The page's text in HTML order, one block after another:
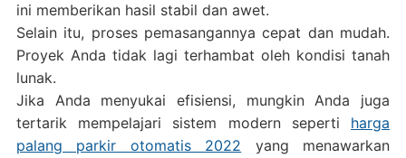
ini memberikan hasil stabil dan awet.
Selain itu, proses pemasangannya cepat dan mudah.
Proyek Anda tidak lagi terhambat oleh kondisi tanah
lunak.
Jika Anda menyukai efisiensi, mungkin Anda juga
tertarik mempelajari sistem modern seperti harga
palang parkir otomatis 2022 yang menawarkan